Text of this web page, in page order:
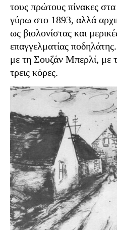
τους πρώτους πίνακες
γύρω στο 1893, αλλά
ως βιολονίστας και
επαγγελματίας
με τη Σουζάν Μπερλί, με
τρεις κόρες.